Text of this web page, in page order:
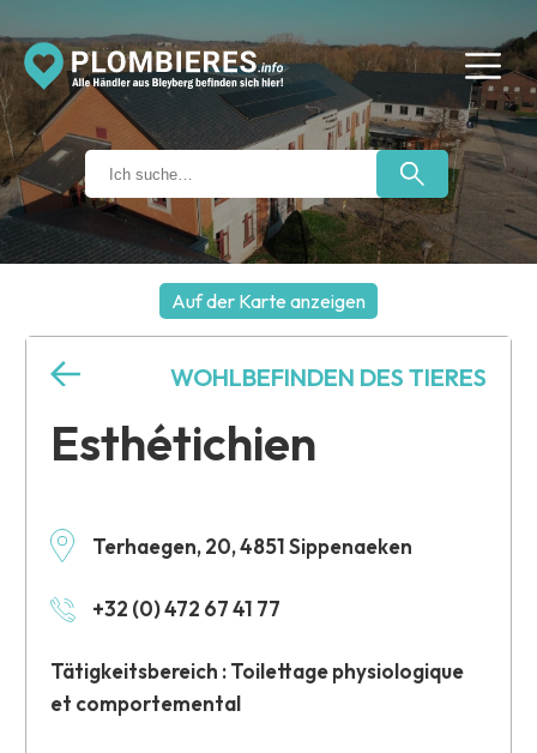
Auf der Karte anzeigen
Esthétichien
Terhaegen, 20, 4851 Sippenaeken
+32 (0) 472 67 41 77
Tätigkeitsbereich : Toilettage physiologique
et comportemental
WOHLBEFINDEN DES TIERES
+
−